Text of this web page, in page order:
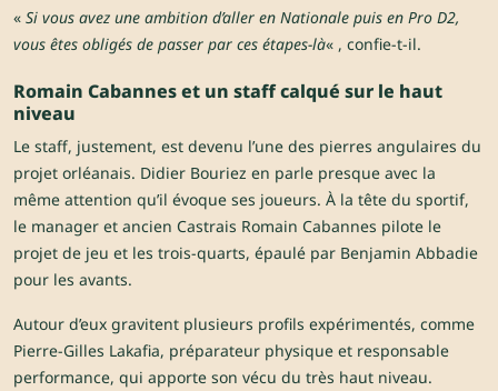
« Si vous avez une ambition d’aller en Nationale puis en Pro D2,
vous êtes obligés de passer par ces étapes-là« , confie-t-il.
Romain Cabannes et un staff calqué sur le haut
niveau
Le staff, justement, est devenu l’une des pierres angulaires du
projet orléanais. Didier Bouriez en parle presque avec la
même attention qu’il évoque ses joueurs. À la tête du sportif,
le manager et ancien Castrais Romain Cabannes pilote le
projet de jeu et les trois-quarts, épaulé par Benjamin Abbadie
pour les avants.
Autour d’eux gravitent plusieurs profils expérimentés, comme
Pierre-Gilles Lakafia, préparateur physique et responsable
performance, qui apporte son vécu du très haut niveau.